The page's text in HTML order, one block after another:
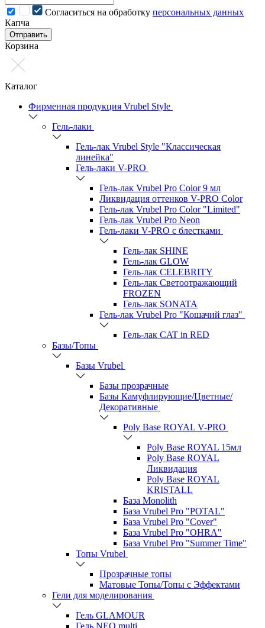
Cогласиться на обработку персональных данных
Капча
Отправить
Корзина
Каталог
Фирменная продукция Vrubel Style
Гель-лаки
Гель-лак Vrubel Style "Классическая
линейка"
Гель-лаки V-PRO
Гель-лак Vrubel Pro Color 9 мл
Ликвидация оттенков V-PRO Color
Гель-лак Vrubel Pro Color "Limited"
Гель-лак Vrubel Pro Neon
Гель-лаки V-PRO c блестками
Гель-лак SHINE
Гель-лак GLOW
Гель-лак CELEBRITY
Гель-лак Светоотражающий
FROZEN
Гель-лак SONATA
Гель-лак Vrubel Pro "Кошачий глаз"
Гель-лак CAT in RED
Базы/Топы
Базы Vrubel
Базы прозрачные
Базы Камуфлирующие/Цветные/
Декоративные
Poly Base ROYAL V-PRO
Poly Base ROYAL 15мл
Poly Base ROYAL
Ликвидация
Poly Base ROYAL
KRISTALL
База Monolith
База Vrubel Pro "POTAL"
База Vrubel Pro "Сover"
База Vrubel Pro "OHRA"
База Vrubel Pro "Summer Time"
Топы Vrubel
Прозрачные топы
Матовые Топы/Топы с Эффектами
Гели для моделирования
Гель GLAMOUR
Гель NEO multi